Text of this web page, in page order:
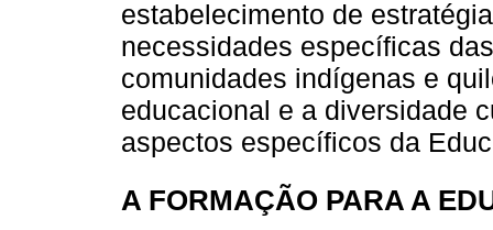
estabelecimento de
necessidades específicas
comunidades indígenas e
educacional e a diversidade
aspectos específicos da
A FORMAÇÃO PARA A